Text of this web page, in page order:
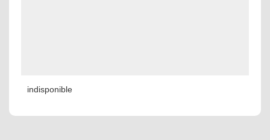
indisponible